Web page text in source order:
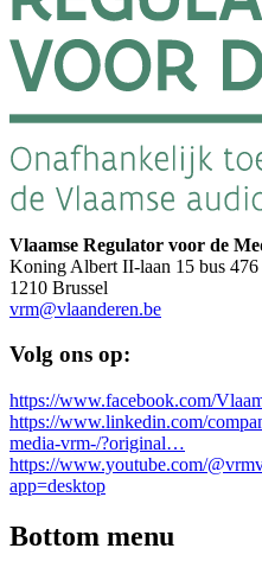
Vlaamse Regulator voor de
Koning Albert II-laan 15 bus 476
1210 Brussel
vrm@vlaanderen.be
Volg ons op:
https://www.facebook.com/
https://www.linkedin.com/
media-vrm-/?original…
https://www.youtube.com/
app=desktop
Bottom menu